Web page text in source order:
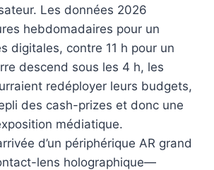
Les données 2026
hebdomadaires pour un
digitales, contre 11 h pour un
descend sous les 4 h, les
redéployer leurs budgets,
des cash-prizes et donc une
médiatique.
d’un périphérique AR grand
lens holographique—